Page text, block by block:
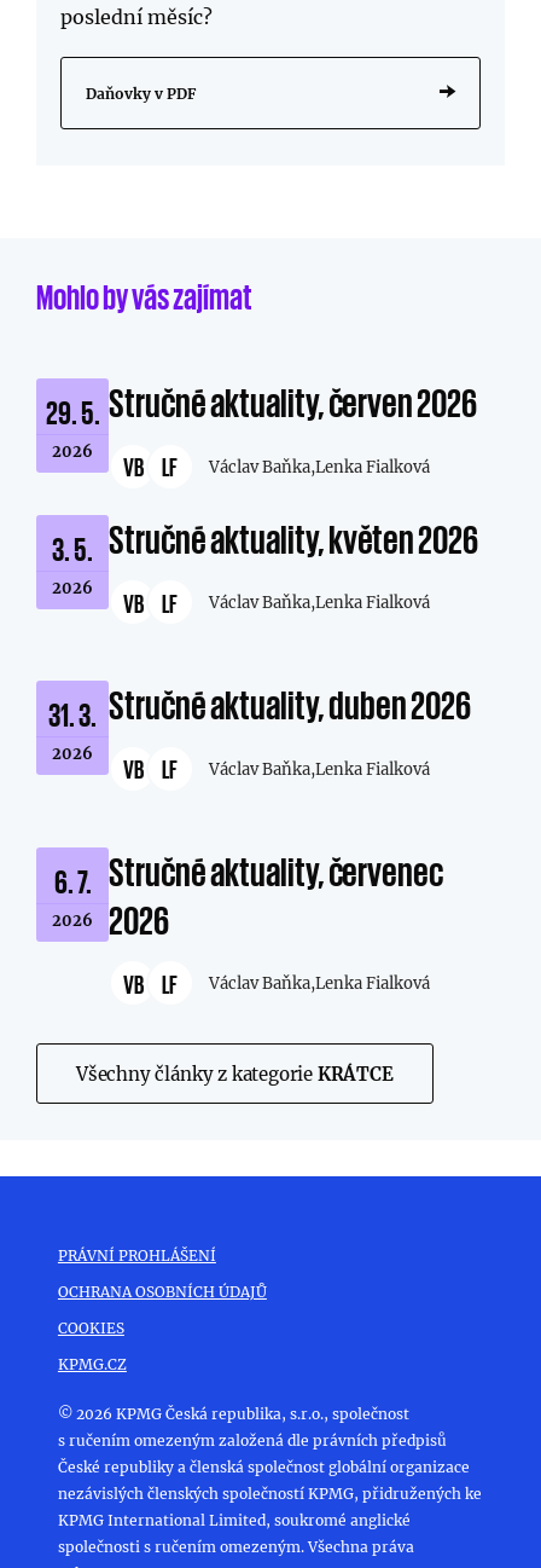
poslední měsíc?
Daňovky v PDF
Mohlo by vás zajímat
29. 5.
2026
Stručné aktuality, červen 2026
VB LF Václav Baňka,Lenka Fialková
3. 5.
2026
Stručné aktuality, květen 2026
VB LF Václav Baňka,Lenka Fialková
31. 3.
2026
Stručné aktuality, duben 2026
VB LF Václav Baňka,Lenka Fialková
6. 7.
2026
Stručné aktuality, červenec
2026
VB LF Václav Baňka,Lenka Fialková
Všechny články z kategorie KRÁTCE
PRÁVNÍ PROHLÁŠENÍ
OCHRANA OSOBNÍCH ÚDAJŮ
COOKIES
KPMG.CZ
© 2026 KPMG Česká republika, s.r.o., společnost
s ručením omezeným založená dle právních předpisů
České republiky a členská společnost globální organizace
nezávislých členských společností KPMG, přidružených ke
KPMG International Limited, soukromé anglické
společnosti s ručením omezeným. Všechna práva